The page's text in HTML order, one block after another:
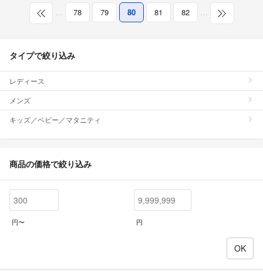
… 78 79 80 81 82 …
タイプで絞り込み
レディース
メンズ
キッズ／ベビー／マタニティ
商品の価格で絞り込み
円〜 円